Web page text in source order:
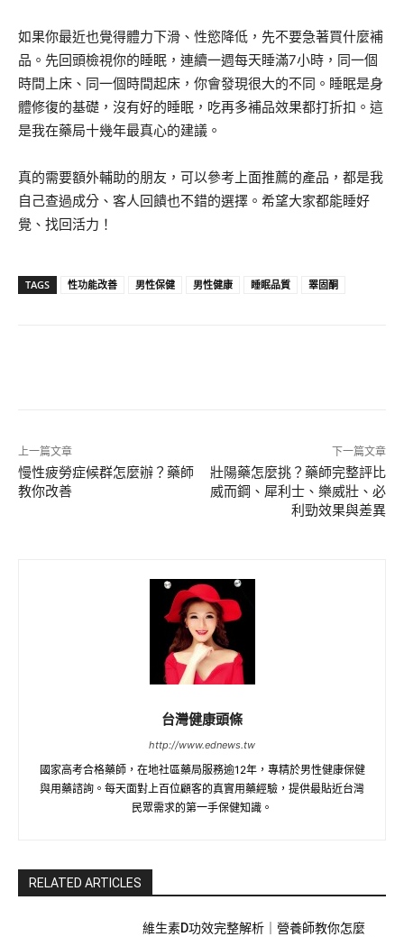
如果你最近也覺得體力下滑、性慾降低，先不要急著買什麼補
品。先回頭檢視你的睡眠，連續一週每天睡滿7小時，同一個
時間上床、同一個時間起床，你會發現很大的不同。睡眠是身
體修復的基礎，沒有好的睡眠，吃再多補品效果都打折扣。這
是我在藥局十幾年最真心的建議。
真的需要額外輔助的朋友，可以參考上面推薦的產品，都是我
自己查過成分、客人回饋也不錯的選擇。希望大家都能睡好
覺、找回活力！
TAGS 性功能改善 男性保健 男性健康 睡眠品質 睪固酮
上一篇文章
慢性疲勞症候群怎麼辦？藥師
教你改善
下一篇文章
壯陽藥怎麼挑？藥師完整評比
威而鋼、犀利士、樂威壯、必
利勁效果與差異
台灣健康頭條
http://www.ednews.tw
國家高考合格藥師，在地社區藥局服務逾12年，專精於男性健康保健
與用藥諮詢。每天面對上百位顧客的真實用藥經驗，提供最貼近台灣
民眾需求的第一手保健知識。
RELATED ARTICLES
維生素D功效完整解析｜營養師教你怎麼